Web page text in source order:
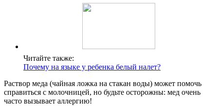
Читайте также:
Почему на языке у ребенка белый налет?
Раствор меда (чайная ложка на стакан воды) может помочь
справиться с молочницей, но будьте осторожны: мед очень
часто вызывает аллергию!